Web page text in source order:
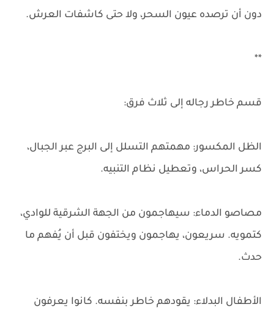
دون أن ترصده عيون السحر، ولا حتى كاشفات العرش.
**
قسم خاطر رجاله إلى ثلاث فرق:
الظل المكسور: مهمتهم التسلل إلى البرج عبر الجبال،
كسر الحراس، وتعطيل نظام التنبيه.
مصاصو الدماء: سيهاجمون من الجهة الشرقية للوادي،
كتمويه. سريعون، يهاجمون ويختفون قبل أن يُفهم ما
حدث.
الأطفال البدلاء: يقودهم خاطر بنفسه. كانوا يعرفون